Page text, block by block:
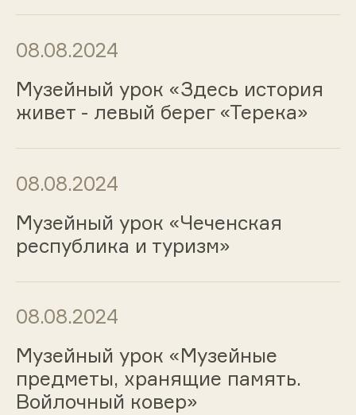
08.08.2024
Музейный урок «Здесь история
живет - левый берег «Терека»
08.08.2024
Музейный урок «Чеченская
республика и туризм»
08.08.2024
Музейный урок «Музейные
предметы, хранящие память.
Войлочный ковер»